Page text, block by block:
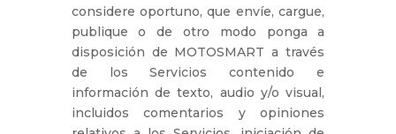
considere oportuno, que envíe, cargue,
publique o de otro modo ponga a
disposición de MOTOSMART a través
de los Servicios contenido e
información de texto, audio y/o visual,
incluidos comentarios y opiniones